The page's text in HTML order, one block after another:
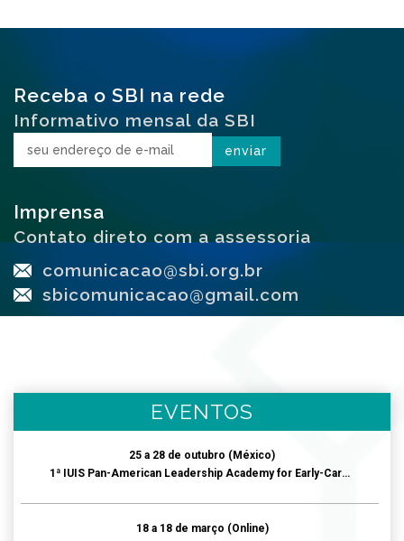
Receba o SBI na rede
Informativo mensal da SBI
Imprensa
Contato direto com a assessoria
comunicacao@sbi.org.br
sbicomunicacao@gmail.com
EVENTOS
25 a 28 de outubro (México)
1ª IUIS Pan-American Leadership Academy for Early-Career Immunologists
18 a18 de março (Online)